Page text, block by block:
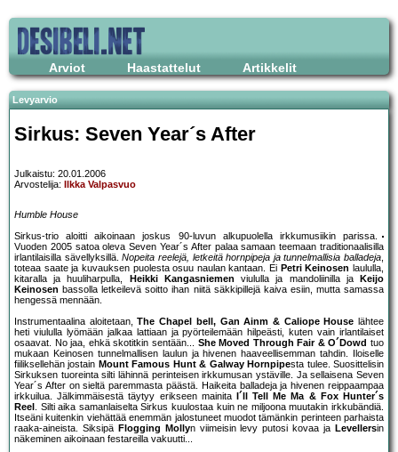
Arviot Haastattelut Artikkelit
Levyarvio
Sirkus: Seven Year´s After
Julkaistu: 20.01.2006
Arvostelija:
Ilkka Valpasvuo
Humble House
Sirkus-trio aloitti aikoinaan joskus 90-luvun alkupuolella irkkumusiikin parissa.
Vuoden 2005 satoa oleva Seven Year´s After palaa samaan teemaan traditionaalisilla
irlantilaisilla sävellyksillä.Nopeita reelejä, letkeitä hornpipeja ja tunnelmallisia balladeja,
toteaa saate ja kuvauksen puolesta osuu naulan kantaan. Ei Petri Keinosen laululla,
kitaralla ja huuliharpulla,
Heikki Kangasniemen viululla ja mandoliinilla ja
Keijo
Keinosen bassolla letkeilevä soitto ihan niitä säkkipillejä kaiva esiin, mutta samassa
hengessä mennään.
Instrumentaalina aloitetaan,The Chapel bell, Gan Ainm & Caliope House lähtee
heti viululla lyömään jalkaa lattiaan ja pyörteilemään hilpeästi, kuten vain irlantilaiset
osaavat. No jaa, ehkä skotitkin sentään... She Moved Through Fair & O´Dowd tuo
mukaan Keinosen tunnelmallisen laulun ja hivenen haaveellisemman tahdin. Iloiselle
fiiliksellehän jostain Mount Famous Hunt & Galway Hornpipesta tulee. Suosittelisin
Sirkuksen tuoreinta silti lähinnä perinteisen irkkumusan ystäville. Ja sellaisena Seven
Year´s After on sieltä paremmasta päästä. Haikeita balladeja ja hivenen reippaampaa
irkkuilua. Jälkimmäisestä täytyy erikseen mainita
I´ll Tell Me Ma & Fox Hunter´s
Reel . Silti aika samanlaiselta Sirkus kuulostaa kuin ne miljoona muutakin irkkubändiä.
Itseäni kuitenkin viehättää enemmän jalostuneet muodot tämänkin perinteen parhaista
raaka-aineista. Siksipä Flogging Mollyn viimeisin levy putosi kovaa ja Levellersin
näkeminen aikoinaan festareilla vakuutti...